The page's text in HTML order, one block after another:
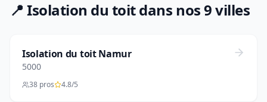
📍 Isolation du toit dans nos 9 villes
Isolation du toit Namur
5000
38 pros 4.8/5